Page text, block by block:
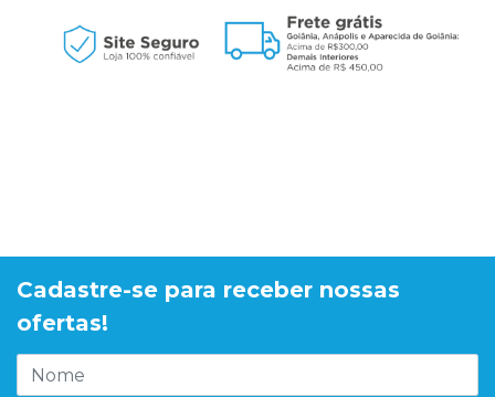
Cadastre-se para receber nossas
ofertas!